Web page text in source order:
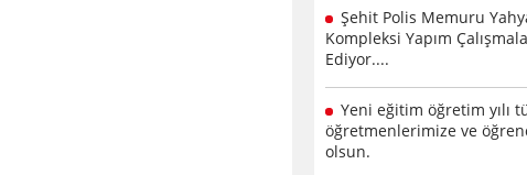
Şehit Polis Memuru
Kompleksi Yapım
Ediyor....
Yeni eğitim öğretim yılı
öğretmenlerimize ve
olsun.